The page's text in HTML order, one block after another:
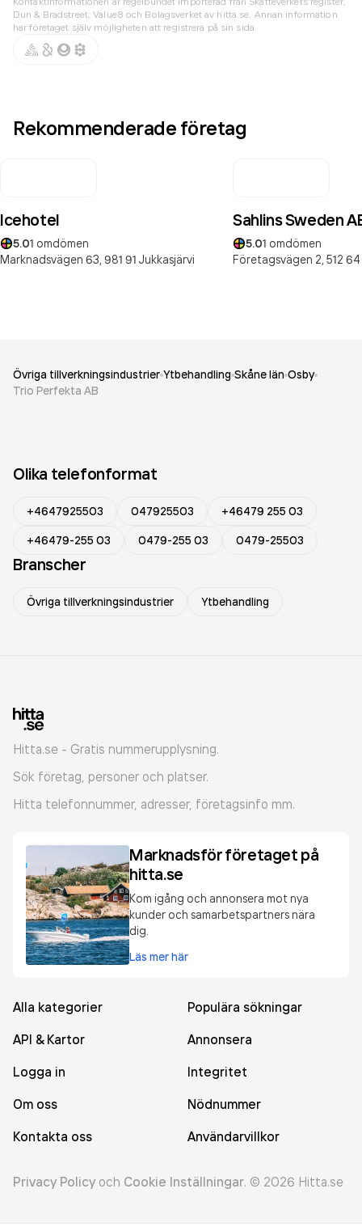
Dun & Bradstreet, Value8 och Bolagsverket av hitta.se. Annan information
har företaget själv möjligheten att registrera på sin sida.
Rekommenderade företag
Icehotel
5.01 omdömen
Marknadsvägen 63, 981 91 Jukkasjärvi
Sahlins Sweden
5.01 omdömen
Företagsvägen 2, 512 64
Övriga tillverkningsindustrier Ytbehandling Skåne län Osby
Trio Perfekta AB
Olika telefonformat
+4647925503 047925503
+46479 255 03
+46479-255 03
0479-255 03 0479-25503
Branscher
Övriga tillverkningsindustrier Ytbehandling
Hitta.se - Gratis nummerupplysning.
Sök företag, personer och platser.
Hitta telefonnummer, adresser, företagsinfo mm.
Marknadsför företaget på
hitta.se
Kom igång och annonsera mot nya
kunder och samarbetspartners nära
dig.
Läs mer här
Alla kategorier
Populära sökningar
API & Kartor
Annonsera
Logga in
Integritet
Om oss
Nödnummer
Kontakta oss
Användarvillkor
Privacy Policy och Cookie Inställningar. © 2026 Hitta.se